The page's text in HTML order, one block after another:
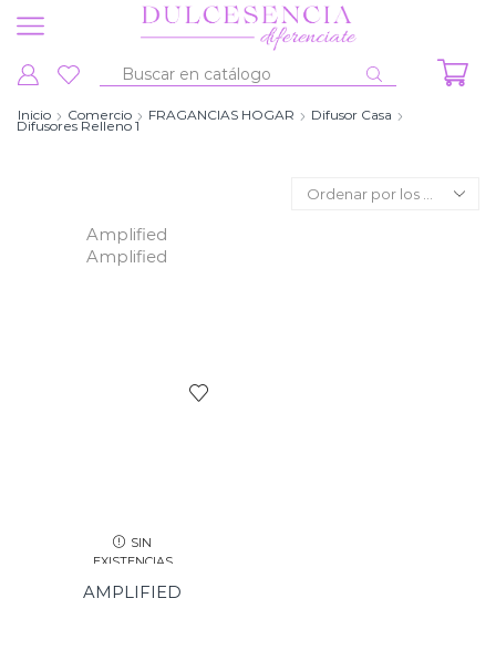
Entrada
búsqueda
Inicio Comercio FRAGANCIAS HOGAR Difusor Casa
Difusores Relleno 1
Amplified
Amplified
SIN
EXISTENCIAS
AMPLIFIED